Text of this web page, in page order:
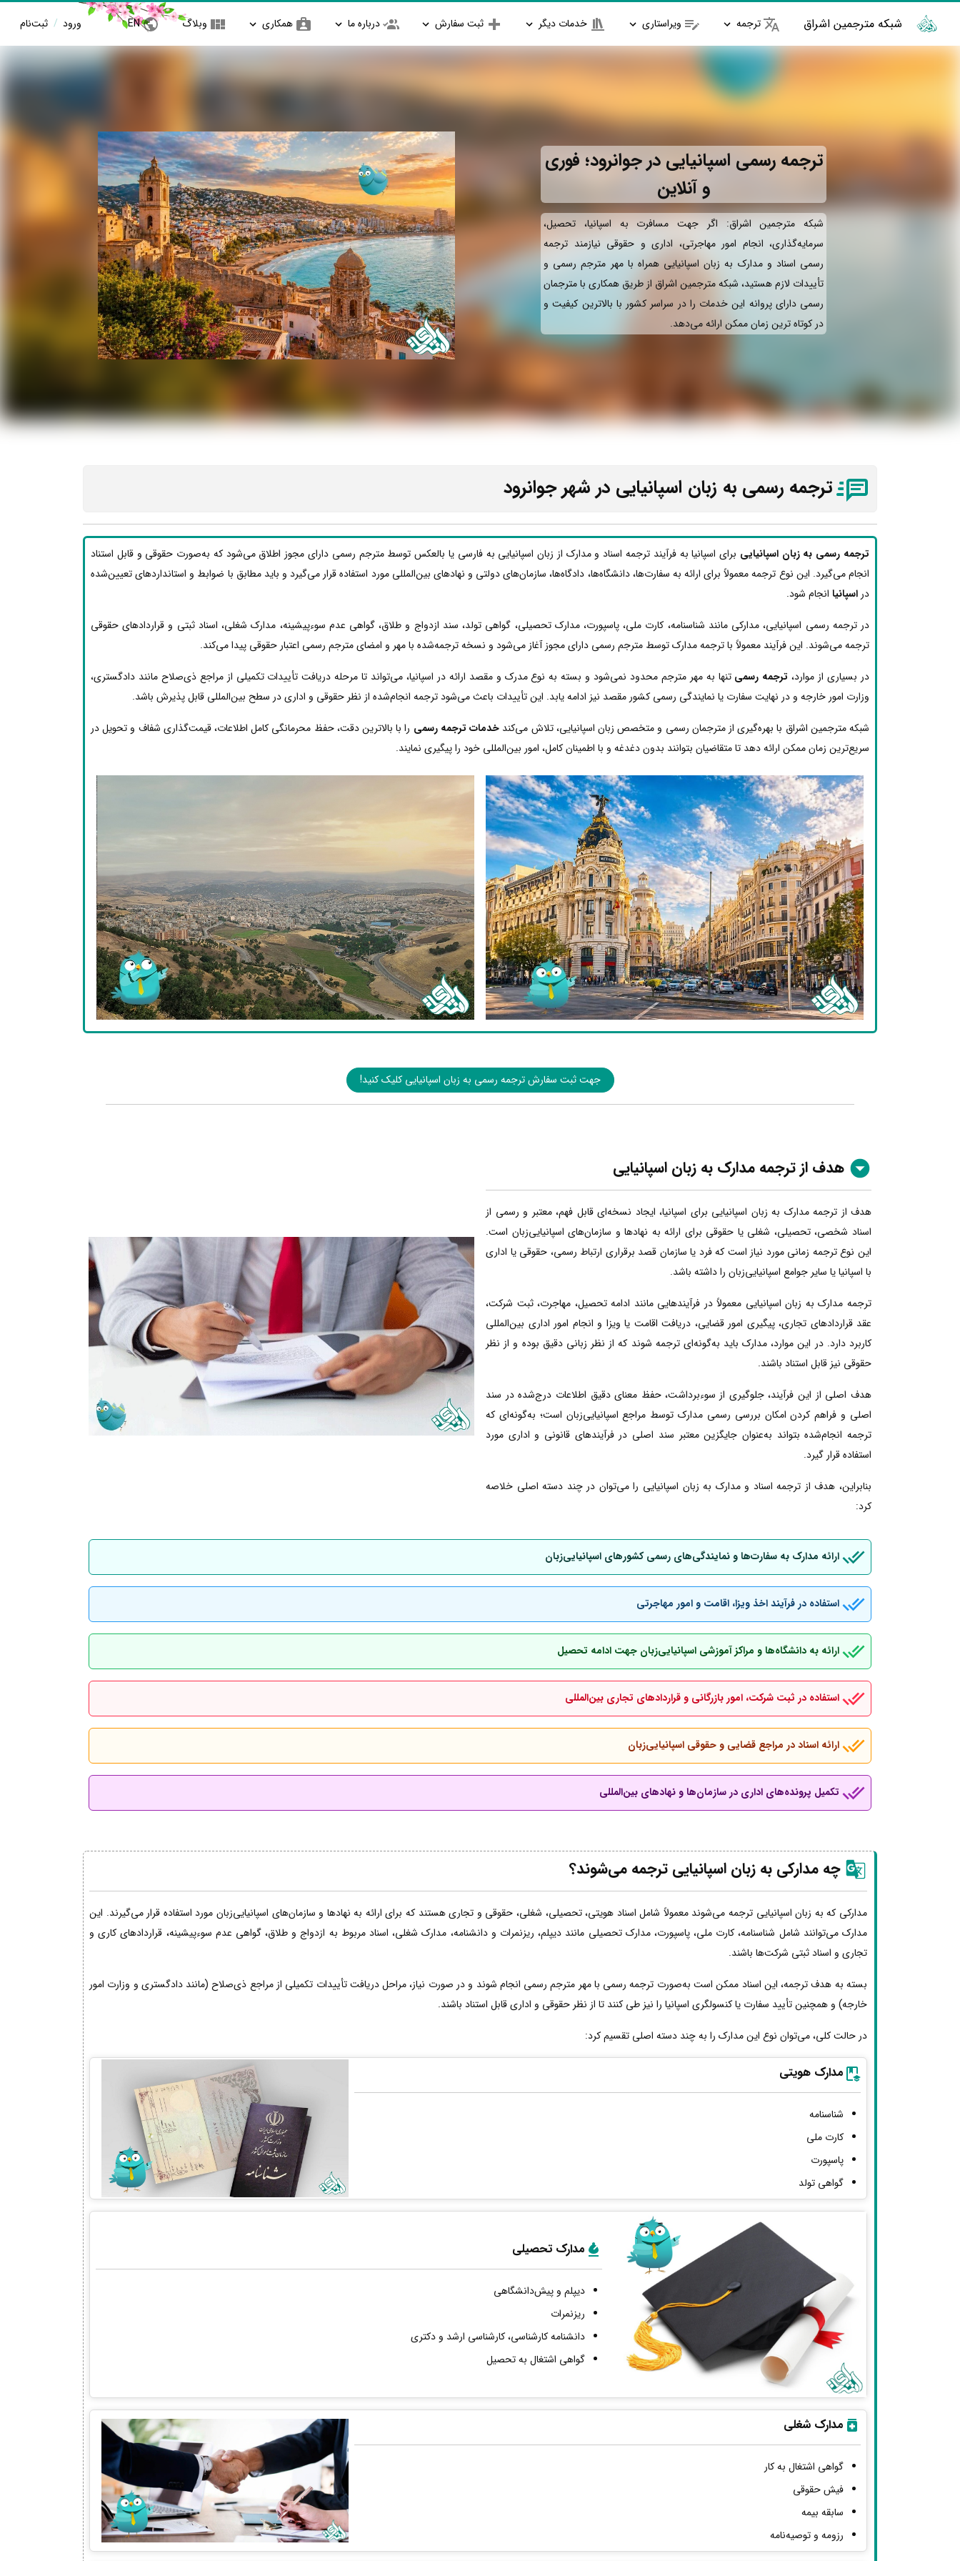
شبکه مترجمین اشراق ترجمه ویراستاری خدمات دیگر ثبت سفارش درباره ما همکاری وبلاگ EN ورود / ثبت‌نام
ترجمه رسمی اسپانیایی در جوانرود؛ فوری
و آنلاین
شبکه مترجمین اشراق: اگر جهت مسافرت به اسپانیا، تحصیل،
سرمایه‌گذاری، انجام امور مهاجرتی، اداری و حقوقی نیازمند ترجمه
رسمی اسناد و مدارک به زبان اسپانیایی همراه با مهر مترجم رسمی و
تأییدات لازم هستید، شبکه مترجمین اشراق از طریق همکاری با مترجمان
رسمی دارای پروانه این خدمات را در سراسر کشور با بالاترین کیفیت و
در کوتاه ترین زمان ممکن ارائه می‌دهد.
ترجمه رسمی به زبان اسپانیایی در شهر جوانرود
ترجمه رسمی به زبان اسپانیایی برای اسپانیا به فرآیند ترجمه اسناد و مدارک از زبان اسپانیایی به فارسی یا بالعکس توسط مترجم رسمی دارای مجوز اطلاق می‌شود که به‌صورت حقوقی و قابل استناد
انجام می‌گیرد. این نوع ترجمه معمولاً برای ارائه به سفارت‌ها، دانشگاه‌ها، دادگاه‌ها، سازمان‌های دولتی و نهادهای بین‌المللی مورد استفاده قرار می‌گیرد و باید مطابق با ضوابط و استانداردهای تعیین‌شده
در اسپانیا انجام شود.
در ترجمه رسمی اسپانیایی، مدارکی مانند شناسنامه، کارت ملی، پاسپورت، مدارک تحصیلی، گواهی تولد، سند ازدواج و طلاق، گواهی عدم سوءپیشینه، مدارک شغلی، اسناد ثبتی و قراردادهای حقوقی
ترجمه می‌شوند. این فرآیند معمولاً با ترجمه مدارک توسط مترجم رسمی دارای مجوز آغاز می‌شود و نسخه ترجمه‌شده با مهر و امضای مترجم رسمی اعتبار حقوقی پیدا می‌کند.
در بسیاری از موارد، ترجمه رسمی تنها به مهر مترجم محدود نمی‌شود و بسته به نوع مدرک و مقصد ارائه در اسپانیا، می‌تواند تا مرحله دریافت تأییدات تکمیلی از مراجع ذی‌صلاح مانند دادگستری،
وزارت امور خارجه و در نهایت سفارت یا نمایندگی رسمی کشور مقصد نیز ادامه یابد. این تأییدات باعث می‌شود ترجمه انجام‌شده از نظر حقوقی و اداری در سطح بین‌المللی قابل پذیرش باشد.
شبکه مترجمین اشراق با بهره‌گیری از مترجمان رسمی و متخصص زبان اسپانیایی، تلاش می‌کند خدمات ترجمه رسمی را با بالاترین دقت، حفظ محرمانگی کامل اطلاعات، قیمت‌گذاری شفاف و تحویل در
سریع‌ترین زمان ممکن ارائه دهد تا متقاضیان بتوانند بدون دغدغه و با اطمینان کامل، امور بین‌المللی خود را پیگیری نمایند.
جهت ثبت سفارش ترجمه رسمی به زبان اسپانیایی کلیک کنید!
هدف از ترجمه مدارک به زبان اسپانیایی
هدف از ترجمه مدارک به زبان اسپانیایی برای اسپانیا، ایجاد نسخه‌ای قابل فهم، معتبر و رسمی از
اسناد شخصی، تحصیلی، شغلی یا حقوقی برای ارائه به نهادها و سازمان‌های اسپانیایی‌زبان است.
این نوع ترجمه زمانی مورد نیاز است که فرد یا سازمان قصد برقراری ارتباط رسمی، حقوقی یا اداری
با اسپانیا یا سایر جوامع اسپانیایی‌زبان را داشته باشد.
ترجمه مدارک به زبان اسپانیایی معمولاً در فرآیندهایی مانند ادامه تحصیل، مهاجرت، ثبت شرکت،
عقد قراردادهای تجاری، پیگیری امور قضایی، دریافت اقامت یا ویزا و انجام امور اداری بین‌المللی
کاربرد دارد. در این موارد، مدارک باید به‌گونه‌ای ترجمه شوند که از نظر زبانی دقیق بوده و از نظر
حقوقی نیز قابل استناد باشند.
هدف اصلی از این فرآیند، جلوگیری از سوءبرداشت، حفظ معنای دقیق اطلاعات درج‌شده در سند
اصلی و فراهم کردن امکان بررسی رسمی مدارک توسط مراجع اسپانیایی‌زبان است؛ به‌گونه‌ای که
ترجمه انجام‌شده بتواند به‌عنوان جایگزین معتبر سند اصلی در فرآیندهای قانونی و اداری مورد
استفاده قرار گیرد.
بنابراین، هدف از ترجمه اسناد و مدارک به زبان اسپانیایی را می‌توان در چند دسته اصلی خلاصه
کرد:
ارائه مدارک به سفارت‌ها و نمایندگی‌های رسمی کشورهای اسپانیایی‌زبان
استفاده در فرآیند اخذ ویزا، اقامت و امور مهاجرتی
ارائه به دانشگاه‌ها و مراکز آموزشی اسپانیایی‌زبان جهت ادامه تحصیل
استفاده در ثبت شرکت، امور بازرگانی و قراردادهای تجاری بین‌المللی
ارائه اسناد در مراجع قضایی و حقوقی اسپانیایی‌زبان
تکمیل پرونده‌های اداری در سازمان‌ها و نهادهای بین‌المللی
چه مدارکی به زبان اسپانیایی ترجمه می‌شوند؟
مدارکی که به زبان اسپانیایی ترجمه می‌شوند معمولاً شامل اسناد هویتی، تحصیلی، شغلی، حقوقی و تجاری هستند که برای ارائه به نهادها و سازمان‌های اسپانیایی‌زبان مورد استفاده قرار می‌گیرند. این
مدارک می‌توانند شامل شناسنامه، کارت ملی، پاسپورت، مدارک تحصیلی مانند دیپلم، ریزنمرات و دانشنامه، مدارک شغلی، اسناد مربوط به ازدواج و طلاق، گواهی عدم سوءپیشینه، قراردادهای کاری و
تجاری و اسناد ثبتی شرکت‌ها باشند.
بسته به هدف ترجمه، این اسناد ممکن است به‌صورت ترجمه رسمی با مهر مترجم رسمی انجام شوند و در صورت نیاز، مراحل دریافت تأییدات تکمیلی از مراجع ذی‌صلاح (مانند دادگستری و وزارت امور
خارجه) و همچنین تأیید سفارت یا کنسولگری اسپانیا را نیز طی کنند تا از نظر حقوقی و اداری قابل استناد باشند.
در حالت کلی، می‌توان نوع این مدارک را به چند دسته اصلی تقسیم کرد:
مدارک هویتی
شناسنامه
کارت ملی
پاسپورت
گواهی تولد
مدارک تحصیلی
دیپلم و پیش‌دانشگاهی
ریزنمرات
دانشنامه کارشناسی، کارشناسی ارشد و دکتری
گواهی اشتغال به تحصیل
مدارک شغلی
گواهی اشتغال به کار
فیش حقوقی
سابقه بیمه
رزومه و توصیه‌نامه